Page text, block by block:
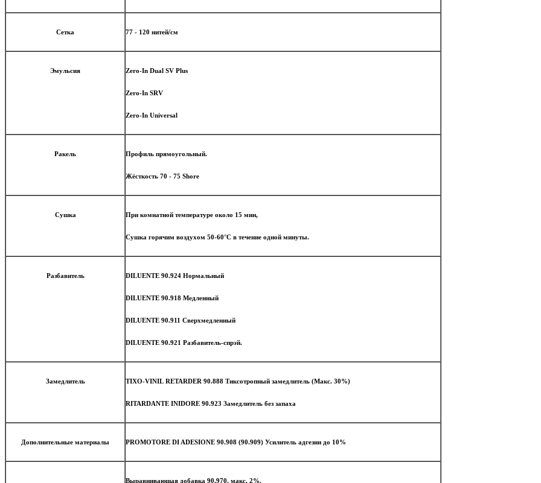
Сетка 77 - 120 нитей/см
Эмульсия Zero-In Dual SV Plus
Zero-In SRV
Zero-In Universal
Ракель Профиль прямоугольный.
Жёсткость 70 - 75 Shore
Сушка При комнатной температуре около 15 мин,
Сушка горячим воздухом 50-60°C в течение одной минуты.
Разбавитель DILUENTE 90.924 Нормальный
DILUENTE 90.918 Медленный
DILUENTE 90.911 Сверхмедленный
DILUENTE 90.921 Разбавитель-спрэй.
Замедлитель TIXO-VINIL RETARDER 90.888 Тиксотропный замедлитель (Макс. 30%)
RITARDANTE INIDORE 90.923 Замедлитель без запаха
Дополнительные материалы PROMOTORE DI ADESIONE 90.908 (90.909) Усилитель адгезии до 10%
Выравнивающая добавка 90.970, макс. 2%.